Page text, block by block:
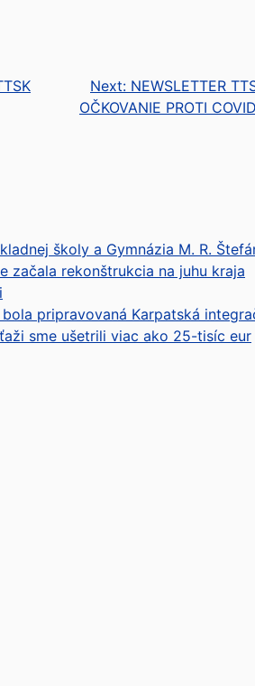
Next: NEWSLETTER
OČKOVANIE PROTI
školy a Gymnázia M. R.
začala rekonštrukcia na juhu kraja
pripravovaná Karpatská
sme ušetrili viac ako 25-tisíc eur